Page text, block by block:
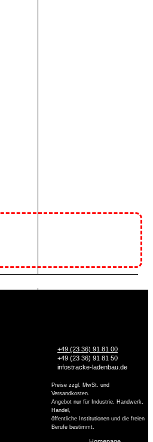
+49 (23 36) 91 81 00
+49 (23 36) 91 81 50
infostracke-ladenbau.de
Preise zzgl. MwSt. und
Versandkosten.
Angebot nur für Industrie, Handwerk,
Handel,
öffentliche Institutionen und die freien
Berufe bestimmt.